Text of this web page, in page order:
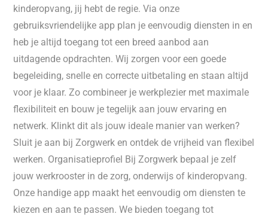
kinderopvang, jij hebt de regie. Via onze
gebruiksvriendelijke app plan je eenvoudig diensten in en
heb je altijd toegang tot een breed aanbod aan
uitdagende opdrachten. Wij zorgen voor een goede
begeleiding, snelle en correcte uitbetaling en staan altijd
voor je klaar. Zo combineer je werkplezier met maximale
flexibiliteit en bouw je tegelijk aan jouw ervaring en
netwerk. Klinkt dit als jouw ideale manier van werken?
Sluit je aan bij Zorgwerk en ontdek de vrijheid van flexibel
werken. Organisatieprofiel Bij Zorgwerk bepaal je zelf
jouw werkrooster in de zorg, onderwijs of kinderopvang.
Onze handige app maakt het eenvoudig om diensten te
kiezen en aan te passen. We bieden toegang tot